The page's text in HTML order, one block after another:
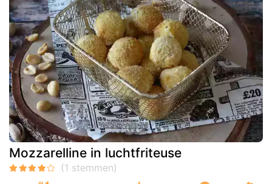
Mozzarelline in luchtfriteuse